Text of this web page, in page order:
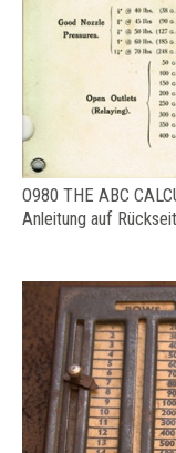
O980 THE ABC
Anleitung auf